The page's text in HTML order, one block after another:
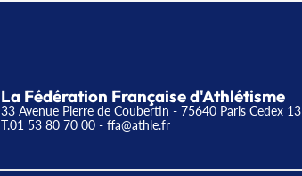
La Fédération Française d'Athlétisme
33 Avenue Pierre de Coubertin - 75640 Paris Cedex 13
T.01 53 80 70 00 - ffa@athle.fr